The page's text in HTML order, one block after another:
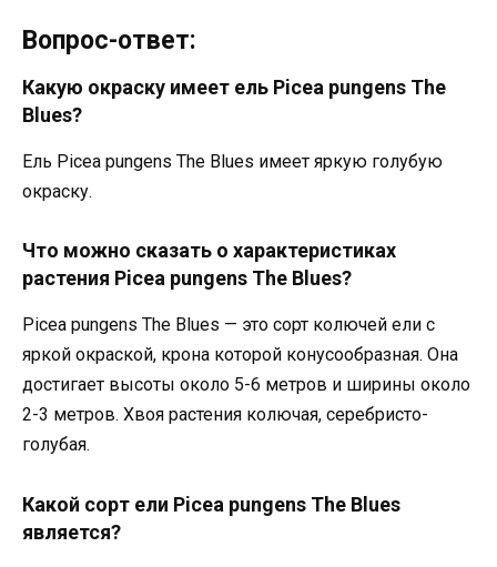
Вопрос-ответ:
Какую окраску имеет ель Picea pungens The
Blues?
Ель Picea pungens The Blues имеет яркую голубую
окраску.
Что можно сказать о характеристиках
растения Picea pungens The Blues?
Picea pungens The Blues — это сорт колючей ели с
яркой окраской, крона которой конусообразная. Она
достигает высоты около 5-6 метров и ширины около
2-3 метров. Хвоя растения колючая, серебристо-
голубая.
Какой сорт ели Picea pungens The Blues
является?